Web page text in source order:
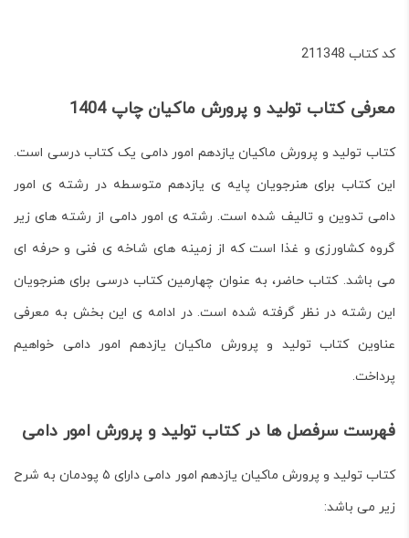
کد کتاب 211348
معرفی کتاب تولید و پرورش ماکیان چاپ 1404
کتاب تولید و پرورش ماکیان یازدهم امور دامی یک کتاب درسی است.
این کتاب برای هنرجویان پایه ی یازدهم متوسطه در رشته ی امور
دامیتدوین و تالیف شده است. رشته ی امور دامی از رشته های زیر
گروه کشاورزی و غذا است که از زمینه های شاخه ی فنی و حرفه ای
می باشد. کتاب حاضر، به عنوان چهارمین کتاب درسی برای هنرجویان
این رشته در نظر گرفته شده است. در ادامه ی این بخش به معرفی
عناوین کتابتولید و پرورش ماکیان یازدهم امور دامی خواهیم
پرداخت.
فهرست سرفصل ها در کتاب تولید و پرورش امور دامی
کتابتولید و پرورش ماکیان
یازدهم امور دامی دارای ۵ پودمان به شرح
زیر می باشد: